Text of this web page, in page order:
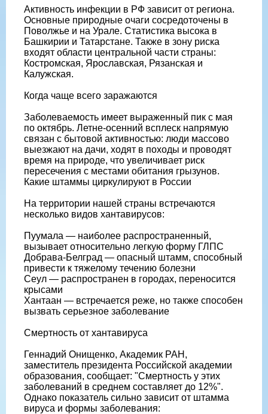
Активность инфекции в РФ зависит от региона.
Основные природные очаги сосредоточены в
Поволжье и на Урале. Статистика высока в
Башкирии и Татарстане. Также в зону риска
входят области центральной части страны:
Костромская, Ярославская, Рязанская и
Калужская.
Когда чаще всего заражаются
Заболеваемость имеет выраженный пик с мая
по октябрь. Летне-осенний всплеск напрямую
связан с бытовой активностью: люди массово
выезжают на дачи, ходят в походы и проводят
время на природе, что увеличивает риск
пересечения с местами обитания грызунов.
Какие штаммы циркулируют в России
На территории нашей страны встречаются
несколько видов хантавирусов:
Пуумала — наиболее распространенный,
вызывает относительно легкую форму ГЛПС
Добрава-Белград — опасный штамм, способный
привести к тяжелому течению болезни
Сеул — распространен в городах, переносится
крысами
Хантаан — встречается реже, но также способен
вызвать серьезное заболевание
Смертность от хантавируса
Геннадий Онищенко, Академик РАН,
заместитель президента Российской академии
образования, сообщает: "Смертность у этих
заболеваний в среднем составляет до 12%".
Однако показатель сильно зависит от штамма
вируса и формы заболевания: